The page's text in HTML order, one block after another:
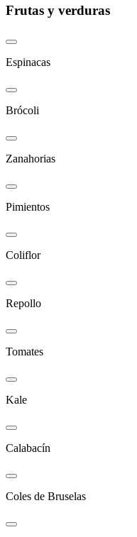
Frutas y verduras
Espinacas
Brócoli
Zanahorias
Pimientos
Coliflor
Repollo
Tomates
Kale
Calabacín
Coles de Bruselas